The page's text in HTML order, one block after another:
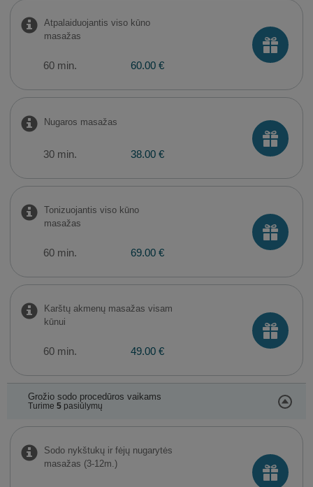
Atpalaiduojantis viso kūno
masažas
60 min. 60.00 €
Nugaros masažas
30 min. 38.00 €
Tonizuojantis viso kūno
masažas
60 min. 69.00 €
Karštų akmenų masažas visam
kūnui
60 min. 49.00 €
Grožio sodo procedūros vaikams
Turime 5pasiūlymų
Sodo nykštukų ir fėjų nugarytės
masažas (3-12m.)